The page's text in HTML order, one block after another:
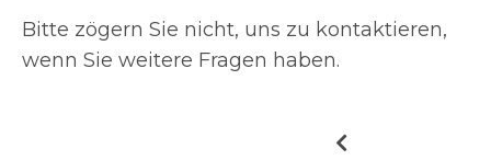
Bitte zögern Sie nicht, uns zu kontaktieren,
wenn Sie weitere Fragen haben.